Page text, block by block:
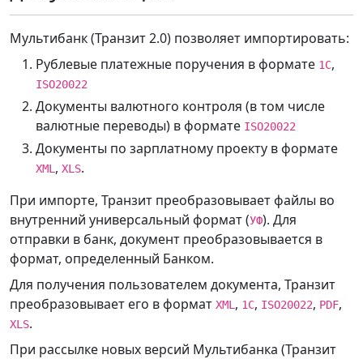
Мультибанк (Транзит 2.0) позволяет импортировать:
Рублевые платежные поручения в формате 1С,
ISO20022
Документы валютного контроля (в том числе
валютные переводы) в формате ISO20022
Документы по зарплатному проекту в формате
XML , XLS.
При импорте, Транзит преобразовывает файлы во
внутренний универсальный формат (УФ). Для
отправки в банк, документ преобразовывается в
формат, определенный Банком.
Для получения пользователем документа, Транзит
преобразовывает его в формат XML , 1С, ISO20022, PDF,
XLS.
При рассылке новых версий Мультибанка (Транзит